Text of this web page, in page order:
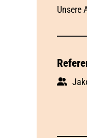
Unsere